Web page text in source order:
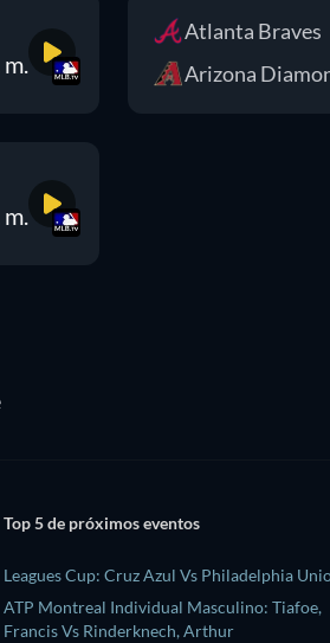
Atlanta Braves
Arizona
Top 5 de próximos eventos
Leagues Cup: Cruz Azul Vs Philadelphia
ATP Montreal Individual Masculino: Tiafoe,
Francis Vs Rinderknech, Arthur